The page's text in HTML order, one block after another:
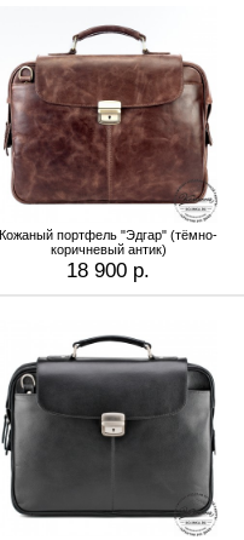
Кожаный портфель "Эдгар" (тёмно-
коричневый антик)
18 900 р.